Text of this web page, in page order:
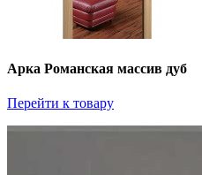
Арка Романская массив дуб
Перейти к товару